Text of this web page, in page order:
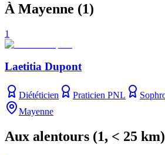
À Mayenne (1)
1
Laetitia Dupont
Diététicien Praticien PNL
Mayenne
Aux alentours (1, < 25 km)